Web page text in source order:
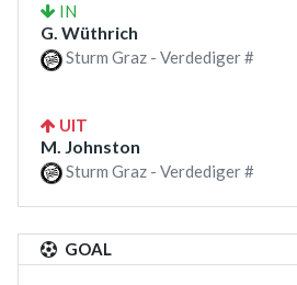
IN
G. Wüthrich
Sturm Graz - Verdediger #
UIT
M. Johnston
Sturm Graz - Verdediger #
GOAL